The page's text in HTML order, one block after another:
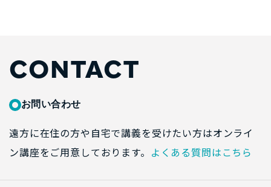
CONTACT
お問い合わせ
遠方に在住の方や自宅で講義を受けたい方はオンライ
ン講座をご用意しております。 よくある質問はこちら